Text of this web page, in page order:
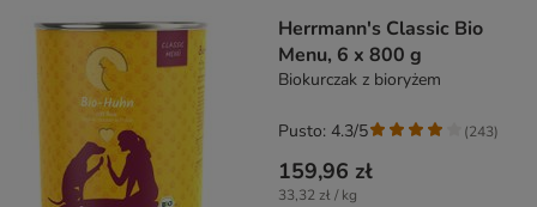
Herrmann's Classic Bio
Menu, 6 x 800 g
Biokurczak z bioryżem
159,96 zł
33,32 zł / kg
Pusto: 4.3/5 (243)